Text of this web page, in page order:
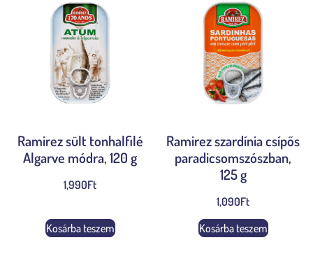
Ramirez sült tonhalfilé
Algarve módra, 120 g
1,990Ft
Kosárba teszem
Ramirez szardínia csípős
paradicsomszószban,
125 g
1,090Ft
Kosárba teszem